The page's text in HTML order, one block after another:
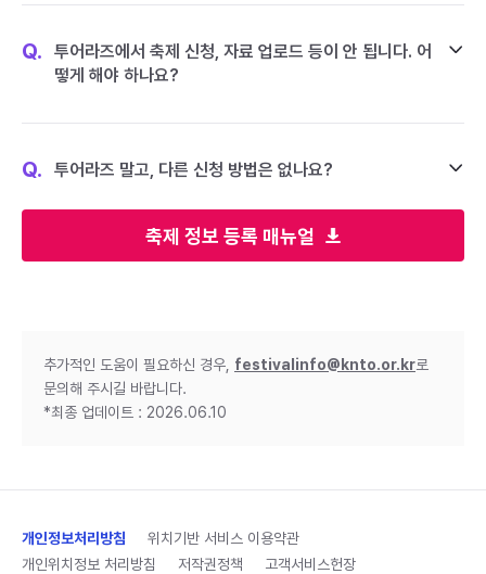
축제 정보 등록 매뉴얼
Q.
투어라즈에서 축제 신청, 자료 업로드 등이 안 됩니다. 어
떻게 해야 하나요?
Q. 투어라즈 말고, 다른 신청 방법은 없나요?
추가적인 도움이 필요하신 경우, festivalinfo@knto.or.kr로
문의해 주시길 바랍니다.
*최종 업데이트 : 2026.06.10
개인정보처리방침
위치기반 서비스 이용약관
개인위치정보 처리방침
저작권정책 고객서비스헌장